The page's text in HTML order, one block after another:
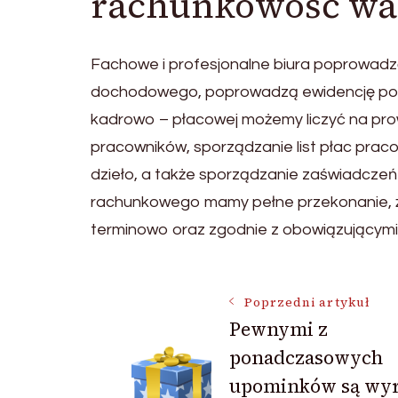
Fachowe i profesjonalne biura
dochodowego, poprowadzą ewidencję
kadrowo – płacowej możemy liczyć na
pracowników, sporządzanie list płac
dzieło, a także sporządzanie
rachunkowego mamy pełne
terminowo oraz zgodnie z
Nawigacja
wpisu
Poprzedni artykuł
Pewnymi z
ponadczasowych
upominków są